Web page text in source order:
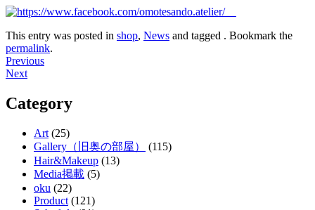
This entry was posted in shop, News and tagged . Bookmark the
permalink.
Post
navigation
Previous
Next
Category
Art (25)
Gallery（旧奥の部屋）
(115)
Hair&Makeup (13)
Media掲載 (5)
oku (22)
Product (121)